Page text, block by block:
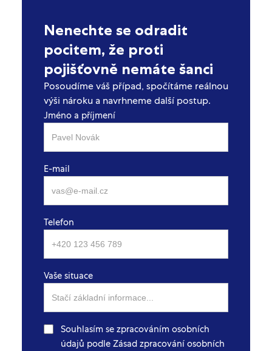
Nenechte se odradit
pocitem, že proti
pojišťovně nemáte šanci
Posoudíme váš případ, spočítáme reálnou
výši nároku a navrhneme další postup.
Jméno a příjmení
E-mail
Telefon
Vaše situace
Souhlasím se zpracováním osobních
údajů podle Zásad zpracování osobních